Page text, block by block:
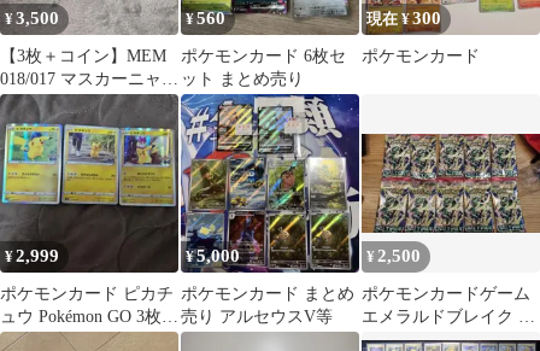
¥3,500
【3枚＋コイン】MEM
018/017 マスカーニャ
ex2 スターターセット
ex
¥560
ポケモンカード 6枚セ
ット まとめ売り
現在 ¥300
ポケモンカード
¥2,999
ポケモンカード ピカチ
ュウ Pokémon GO 3枚セ
ット
¥5,000
ポケモンカード まとめ
売り アルセウスV等
¥ 2,500
ポケモンカードゲーム
エメラルドブレイク 10
パック